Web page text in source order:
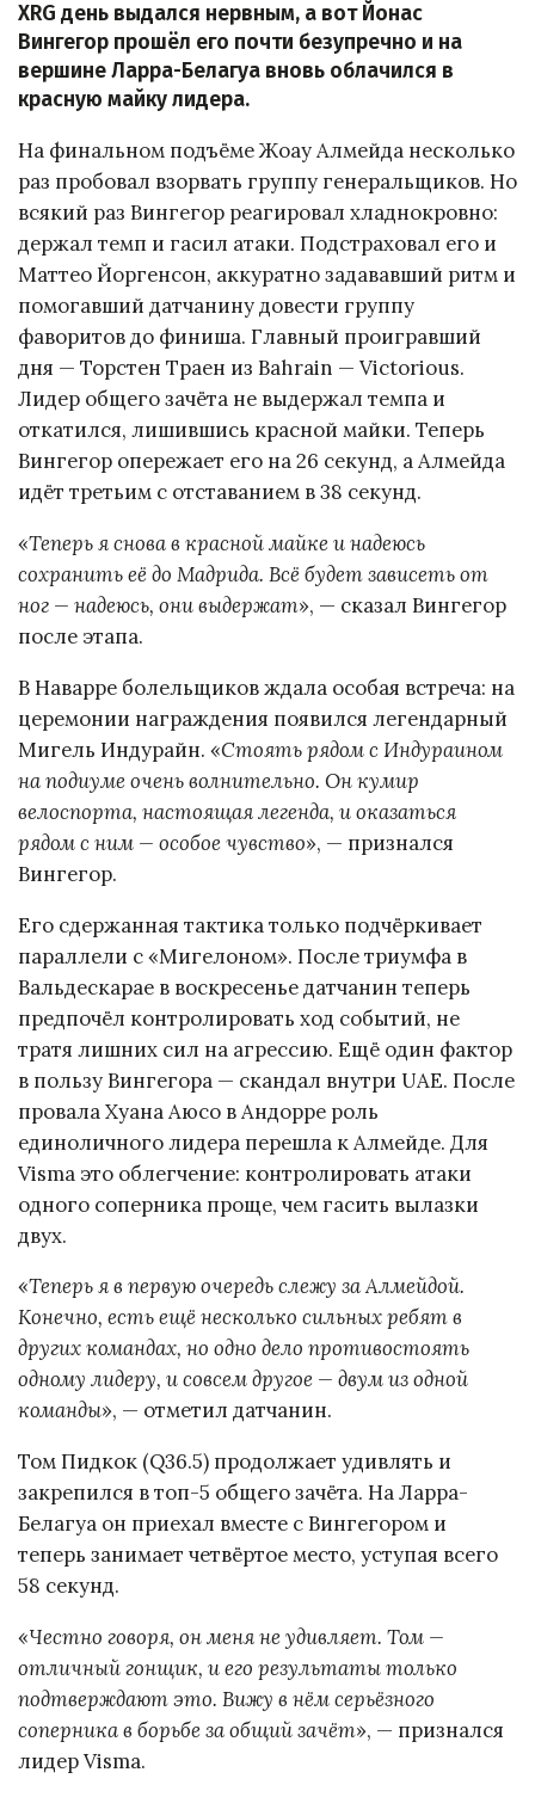
XRG день выдался нервным, а вот Йонас
Вингегор прошёл его почти безупречно и на
вершине Ларра-Белагуа вновь облачился в
красную майку лидера.
На финальном подъёме Жоау Алмейда несколько
раз пробовал взорвать группу генеральщиков. Но
всякий раз Вингегор реагировал хладнокровно:
держал темп и гасил атаки. Подстраховал его и
Маттео Йоргенсон, аккуратно задававший ритм и
помогавший датчанину довести группу
фаворитов до финиша. Главный проигравший
дня — Торстен Траен из Bahrain — Victorious.
Лидер общего зачёта не выдержал темпа и
откатился, лишившись красной майки. Теперь
Вингегор опережает его на 26 секунд, а Алмейда
идёт третьим с отставанием в 38 секунд.
«Теперь я снова в красной майке и надеюсь
сохранить её до Мадрида. Всё будет зависеть от
ног — надеюсь, они выдержат», — сказал Вингегор
после этапа.
В Наварре болельщиков ждала особая встреча: на
церемонии награждения появился легендарный
Мигель Индурайн. «Стоять рядом с Индураином
на подиуме очень волнительно. Он кумир
велоспорта, настоящая легенда, и оказаться
рядом с ним — особое чувство», — признался
Вингегор.
Его сдержанная тактика только подчёркивает
параллели с «Мигелоном». После триумфа в
Вальдескарае в воскресенье датчанин теперь
предпочёл контролировать ход событий, не
тратя лишних сил на агрессию. Ещё один фактор
в пользу Вингегора — скандал внутри UAE. После
провала Хуана Аюсо в Андорре роль
единоличного лидера перешла к Алмейде. Для
Visma это облегчение: контролировать атаки
одного соперника проще, чем гасить вылазки
двух.
«Теперь я в первую очередь слежу за Алмейдой.
Конечно, есть ещё несколько сильных ребят в
других командах, но одно дело противостоять
одному лидеру, и совсем другое — двум из одной
команды», — отметил датчанин.
Том Пидкок (Q36.5) продолжает удивлять и
закрепился в топ-5 общего зачёта. На Ларра-
Белагуа он приехал вместе с Вингегором и
теперь занимает четвёртое место, уступая всего
58 секунд.
«Честно говоря, он меня не удивляет. Том —
отличный гонщик, и его результаты только
подтверждают это. Вижу в нём серьёзного
соперника в борьбе за общий зачёт», — признался
лидер Visma.